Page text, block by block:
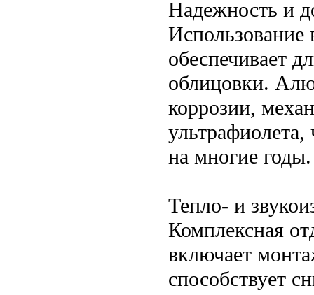
Надежность и
Использование
обеспечивает
облицовки.
коррозии,
ультрафиолета,
на многие годы.
Тепло- и
Комплексная
включает
способствует